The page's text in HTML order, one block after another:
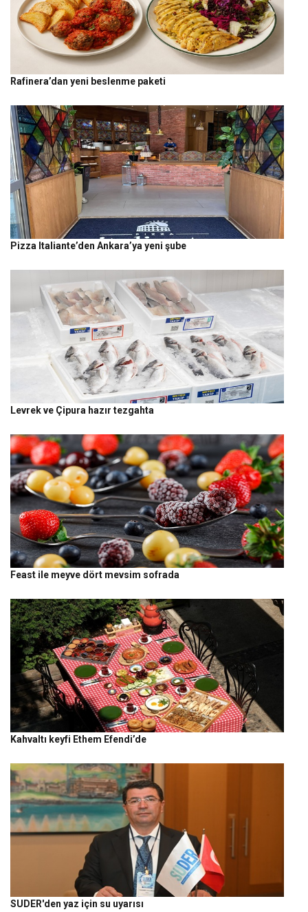
Rafinera’dan yeni beslenme paketi
Pizza Italiante’den Ankara’ya yeni şube
Levrek ve Çipura hazır tezgahta
Feast ile meyve dört mevsim sofrada
Kahvaltı keyfi Ethem Efendi’de
SUDER'den yaz için su uyarısı